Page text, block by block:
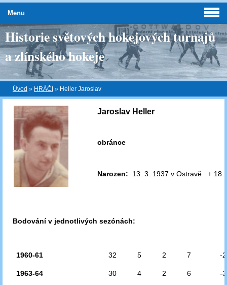
Historie světových hokejových turnajů
a zlínského hokeje
Úvod » HRÁČI » Heller Jaroslav
Jaroslav Heller
obránce
Narozen: 13. 3. 1937 v Ostravě + 18.
Bodování v jednotlivých sezónách:
1960-61 32 5 2 7 -
1963-64 30 4 2 6 -
Menu